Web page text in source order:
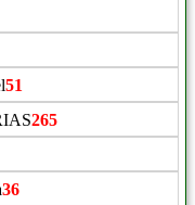
51
265
36